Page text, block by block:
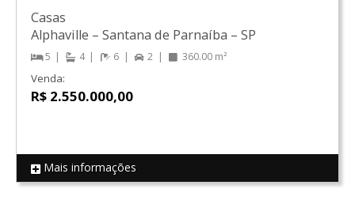
REF 15943
Casas
Alphaville – Santana de Parnaíba – SP
5 4 6 2 360.00 m²
Venda:
R$ 2.550.000,00
Mais informações